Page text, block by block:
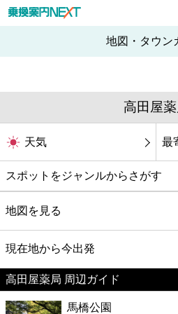
地図・タウン
高田屋
天気 最
スポットをジャンルからさがす
グルメ
映画
美容
地図を見る
現在地から今出発
高田屋薬局 周辺ガイド
馬橋公園